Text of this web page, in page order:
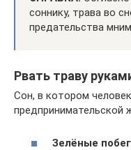
соннику, трава во
предательства
Рвать траву
Сон, в котором
предпринимательской
Зелёные